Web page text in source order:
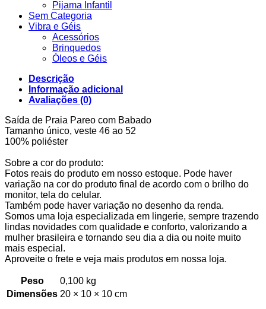
Pijama Infantil
Sem Categoria
Vibra e Géis
Acessórios
Brinquedos
Óleos e Géis
Descrição
Informação adicional
Avaliações (0)
Saída de Praia Pareo com Babado
Tamanho único, veste 46 ao 52
100% poliéster
Sobre a cor do produto:
Fotos reais do produto em nosso estoque. Pode haver
variação na cor do produto final de acordo com o brilho do
monitor, tela do celular.
Também pode haver variação no desenho da renda.
Somos uma loja especializada em lingerie, sempre trazendo
lindas novidades com qualidade e conforto, valorizando a
mulher brasileira e tornando seu dia a dia ou noite muito
mais especial.
Aproveite o frete e veja mais produtos em nossa loja.
Peso
0,100 kg
Dimensões 20 × 10 × 10 cm